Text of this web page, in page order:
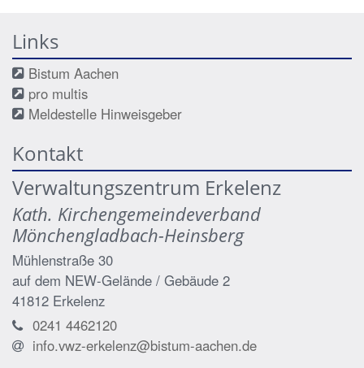
Links
Bistum Aachen
pro multis
Meldestelle Hinweisgeber
Kontakt
Verwaltungszentrum Erkelenz
Kath. Kirchengemeindeverband
Mönchengladbach-Heinsberg
Mühlenstraße 30
auf dem NEW-Gelände / Gebäude 2
41812 Erkelenz
0241 4462120
info.vwz-erkelenz@bistum-aachen.de